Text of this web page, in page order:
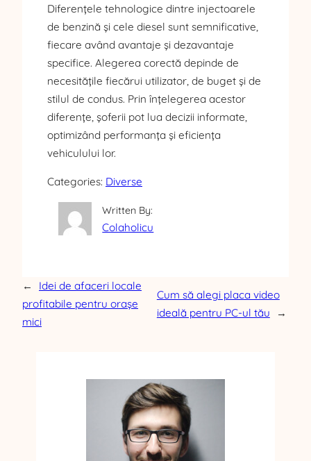
Diferențele tehnologice dintre injectoarele
de benzină și cele diesel sunt semnificative,
fiecare având avantaje și dezavantaje
specifice. Alegerea corectă depinde de
necesitățile fiecărui utilizator, de buget și de
stilul de condus. Prin înțelegerea acestor
diferențe, șoferii pot lua decizii informate,
optimizând performanța și eficiența
vehiculului lor.
Categories: Diverse
Written By:
Colaholicu
←
Idei de afaceri locale
profitabile pentru orașe
mici
Cum să alegi placa video
ideală pentru PC-ul tău
→